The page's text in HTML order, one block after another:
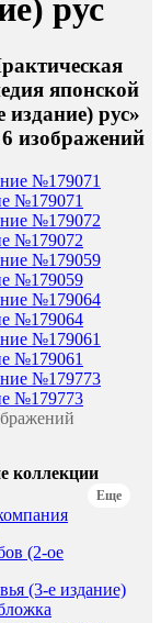
рус
японской
издание) рус»
изображений
№179071
№179072
№179059
№179064
№179061
№179773
коллекции
Еще
(2-ое
(3-е издание)